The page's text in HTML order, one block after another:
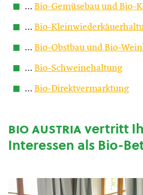
… Bio-Gemüsebau und Bio-
… Bio-
… Bio-Obstbau und Bio-
… Bio-Schweinehaltung
… Bio-Direktvermarktung
bio austriavertritt
Interessen als Bio-